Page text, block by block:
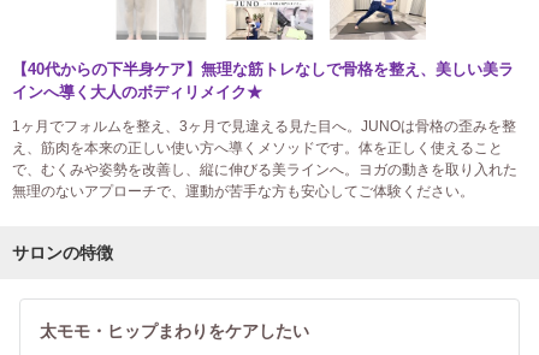
【40代からの下半身ケア】無理な筋トレなしで骨格を整え、美しい美ラ
インへ導く大人のボディリメイク★
1ヶ月でフォルムを整え、3ヶ月で見違える見た目へ。JUNOは骨格の歪みを整
え、筋肉を本来の正しい使い方へ導くメソッドです。体を正しく使えること
で、むくみや姿勢を改善し、縦に伸びる美ラインへ。ヨガの動きを取り入れた
無理のないアプローチで、運動が苦手な方も安心してご体験ください。
サロンの特徴
太モモ・ヒップまわりをケアしたい